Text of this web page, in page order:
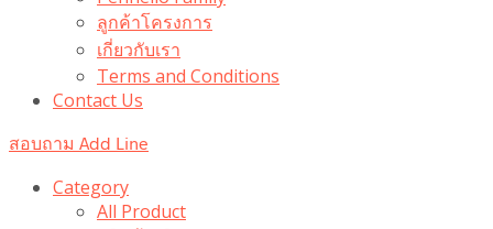
ลูกค้าโครงการ
เกี่ยวกับเรา
Terms and Conditions
Contact Us
สอบถาม Add Line
Category
All Product